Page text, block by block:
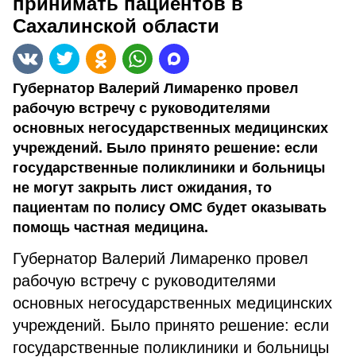
Сахалинской области
Губернатор Валерий Лимаренко провел
рабочую встречу с руководителями
основных негосударственных медицинских
учреждений. Было принято решение: если
государственные поликлиники и больницы
не могут закрыть лист ожидания, то
пациентам по полису ОМС будет оказывать
помощь частная медицина.
Губернатор Валерий Лимаренко провел
рабочую встречу с руководителями
основных негосударственных медицинских
учреждений. Было принято решение: если
государственные поликлиники и больницы